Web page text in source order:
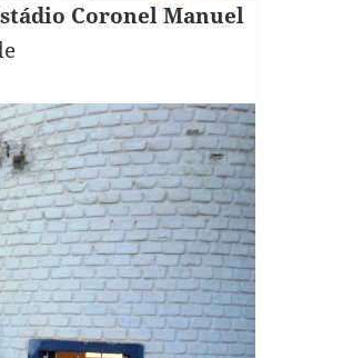
Coronel Manuel